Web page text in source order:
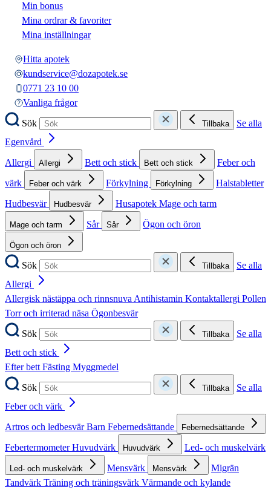
Min bonus
Mina ordrar & favoriter
Mina inställningar
Hitta apotek
kundservice@dozapotek.se
0771 23 10 00
Vanliga frågor
Sök
Tillbaka
Se alla
Egenvård
Allergi
Allergi Bett och stick Bett och stick
Feber och
värk
Feber och värk Förkylning Förkylning
Halstabletter
Hudbesvär
Hudbesvär Husapotek Mage och tarm
Mage och tarm Sår Sår Ögon och öron
Ögon och öron
Sök Tillbaka
Se alla
Allergi
Allergisk nästäppa och rinnsnuvaAntihistamin Kontaktallergi Pollen
Torr och irriterad näsa Ögonbesvär
Sök
Tillbaka
Se alla
Bett och stick
Efter bettFästing Myggmedel
Sök
Tillbaka
Se alla
Feber och värk
Artros och ledbesvärBarn Febernedsättande Febernedsättande
FebertermometerHuvudvärk Huvudvärk Led- och muskelvärk
Led- och muskelvärk Mensvärk Mensvärk
Migrän
Tandvärk Träning och träningsvärk Värmande och kylande